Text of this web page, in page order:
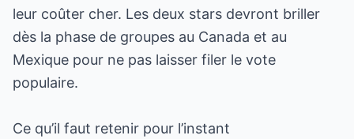
leur coûter cher. Les deux stars devront briller
dès la phase de groupes au Canada et au
Mexique pour ne pas laisser filer le vote
populaire.
Ce qu’il faut retenir pour l’instant